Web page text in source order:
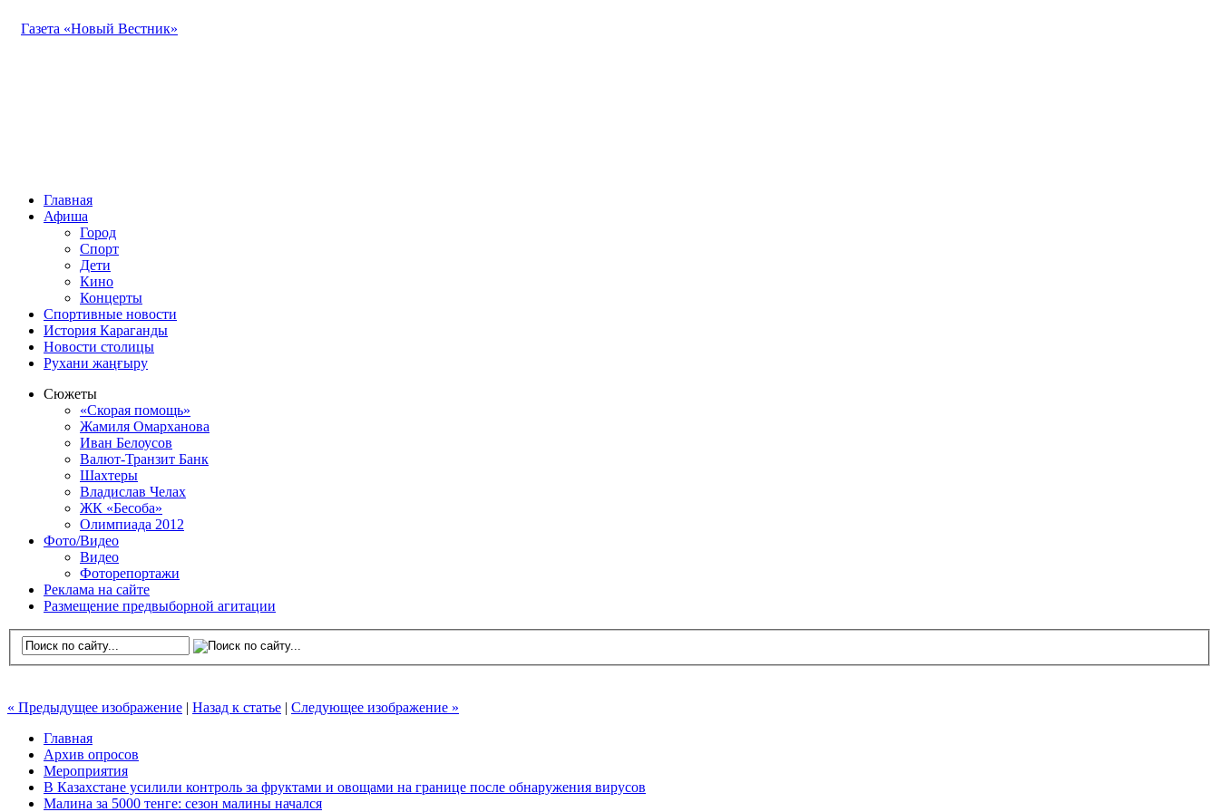
Газета «Новый Вестник»
Главная
Афиша
Город
Спорт
Дети
Кино
Концерты
Спортивные новости
История Караганды
Новости столицы
Рухани жаңғыру
Сюжеты
«Скорая помощь»
Жамиля Омарханова
Иван Белоусов
Валют-Транзит Банк
Шахтеры
Владислав Челах
ЖК «Бесоба»
Олимпиада 2012
Фото/Видео
Видео
Фоторепортажи
Реклама на сайте
Размещение предвыборной агитации
« Предыдущее изображение | Назад к статье | Следующее изображение »
Главная
Архив опросов
Мероприятия
В Казахстане усилили контроль за фруктами и овощами на границе после обнаружения вирусов
Малина за 5000 тенге: сезон малины начался